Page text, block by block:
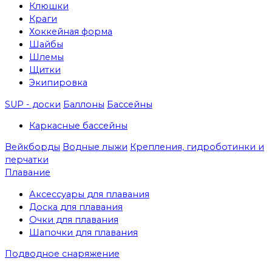
Клюшки
Краги
Хоккейная форма
Шайбы
Шлемы
Щитки
Экипировка
SUP - доски Баллоны Бассейны
Каркасные бассейны
Вейкборды Водные лыжи Крепления, гидроботинки и
перчатки
Плавание
Аксессуары для плавания
Доска для плавания
Очки для плавания
Шапочки для плавания
Подводное снаряжение